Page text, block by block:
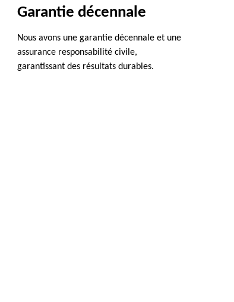
Garantie décennale
Nous avons une garantie décennale et une
assurance responsabilité civile,
garantissant des résultats durables.